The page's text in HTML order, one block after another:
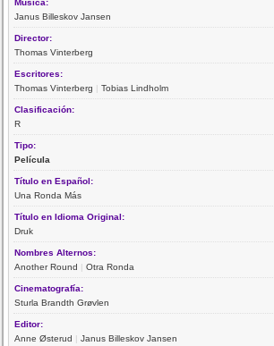
Música:
Janus Billeskov Jansen
Director:
Thomas Vinterberg
Escritores:
Thomas Vinterberg |Tobias Lindholm
Clasificación:
R
Tipo:
Película
Título en Español:
Una Ronda Más
Título en Idioma Original:
Druk
Nombres Alternos:
Another Round |Otra Ronda
Cinematografía:
Sturla Brandth Grøvlen
Editor:
Anne Østerud |Janus Billeskov Jansen